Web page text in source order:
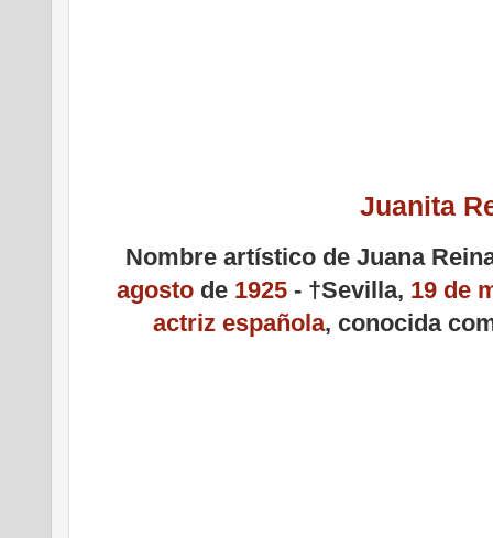
Juanita
Nombre artístico de Juana
agosto de 1925 - †Sevilla, 19 de
actriz española, conocida